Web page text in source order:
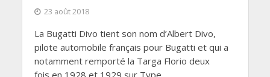
23 août 2018
La Bugatti Divo tient son nom d’Albert Divo,
pilote automobile français pour Bugatti et qui a
notamment remporté la Targa Florio deux
fois,en 1928 et 1929 sur Type...